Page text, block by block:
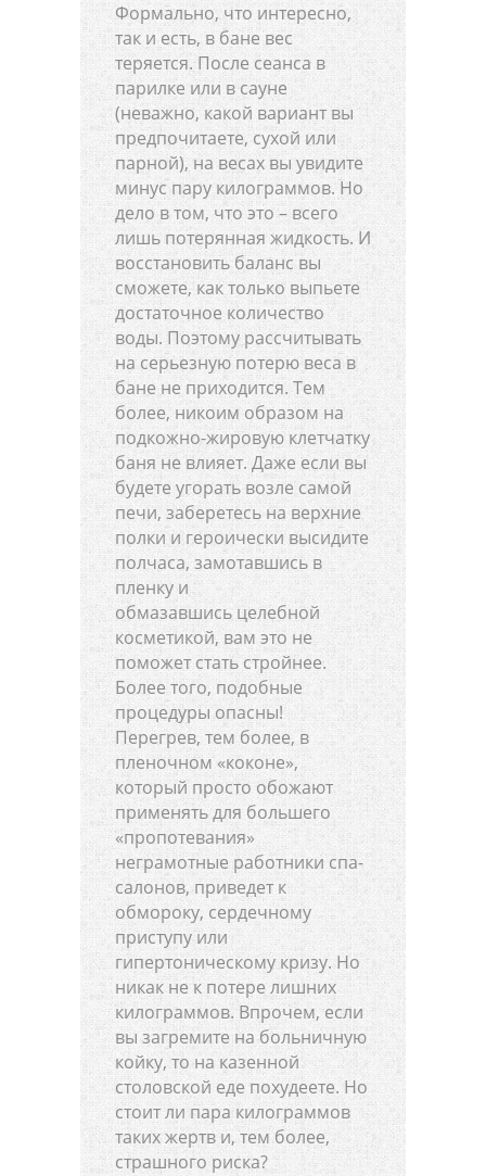
Формально, что интересно,
так и есть, в бане вес
теряется. После сеанса в
парилке или в сауне
(неважно, какой вариант вы
предпочитаете, сухой или
парной), на весах вы увидите
минус пару килограммов. Но
дело в том, что это – всего
лишь потерянная жидкость. И
восстановить баланс вы
сможете, как только выпьете
достаточное количество
воды. Поэтому рассчитывать
на серьезную потерю веса в
бане не приходится. Тем
более, никоим образом на
подкожно-жировую клетчатку
баня не влияет. Даже если вы
будете угорать возле самой
печи, заберетесь на верхние
полки и героически высидите
полчаса, замотавшись в
пленку и
обмазавшись целебной
косметикой, вам это не
поможет стать стройнее.
Более того, подобные
процедуры опасны!
Перегрев, тем более, в
пленочном «коконе»,
который просто обожают
применять для большего
«пропотевания»
неграмотные работники спа-
салонов, приведет к
обмороку, сердечному
приступу или
гипертоническому кризу. Но
никак не к потере лишних
килограммов. Впрочем, если
вы загремите на больничную
койку, то на казенной
столовской еде похудеете. Но
стоит ли пара килограммов
таких жертв и, тем более,
страшного риска?